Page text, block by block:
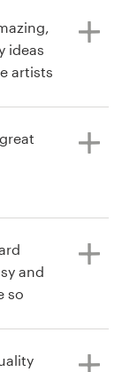
ideas
artists
and
so
on